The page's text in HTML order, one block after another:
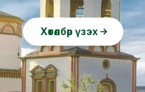
Хөтөлбөр үзэх
Хөтөлбөр үзэх